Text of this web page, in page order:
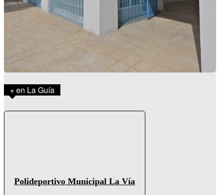
+ en La Guía
Polideportivo Municipal La Vía